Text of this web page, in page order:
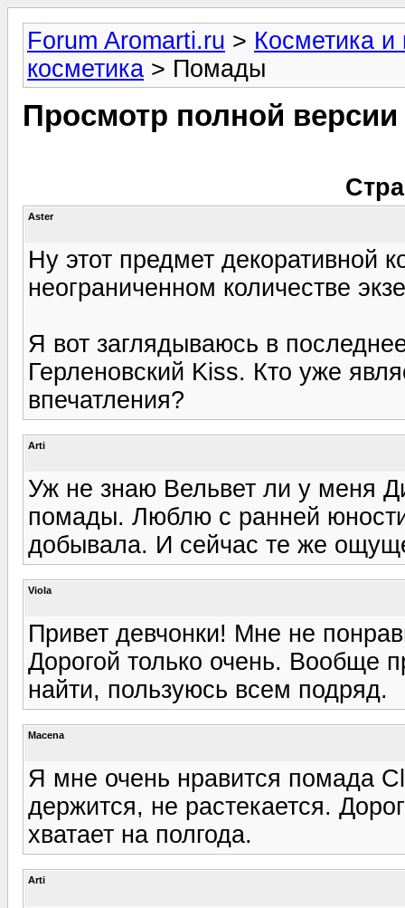
Forum Aromarti.ru > Косметика
косметика > Помады
Просмотр полной
Aster
Ну этот предмет декоративной
неограниченном количестве
Я вот заглядываюсь в
Герленовский Kiss. Кто уже
впечатления?
Arti
Уж не знаю Вельвет ли у меня
помады. Люблю с ранней
добывала. И сейчас те же
Viola
Привет девчонки! Мне не
Дорогой только очень. Вообще
найти, пользуюсь всем подряд.
Macena
Я мне очень нравится помада
держится, не растекается.
хватает на полгода.
Arti